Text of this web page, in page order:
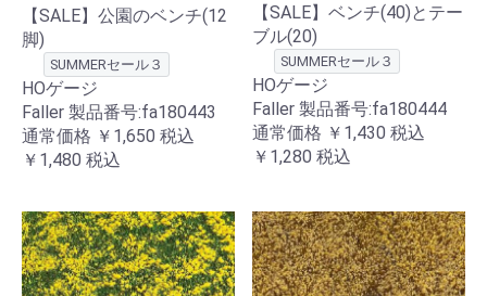
【SALE】公園のベンチ(12
脚)
SUMMERセール３
HOゲージ
Faller 製品番号:fa180443
通常価格 ￥1,650 税込
￥1,480 税込
【SALE】ベンチ(40)とテー
ブル(20)
SUMMERセール３
HOゲージ
Faller 製品番号:fa180444
通常価格 ￥1,430 税込
￥1,280 税込